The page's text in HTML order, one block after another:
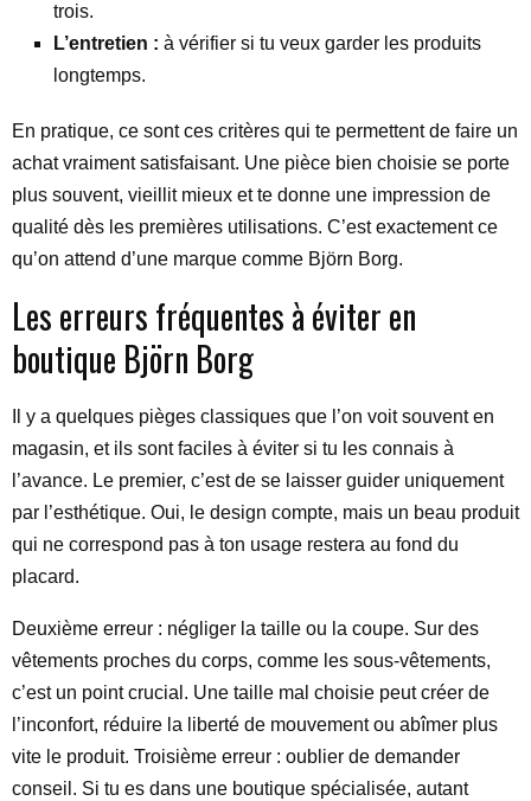
trois.
L’entretien : à vérifier si tu veux garder les produits
longtemps.
En pratique, ce sont ces critères qui te permettent de faire un
achat vraiment satisfaisant. Une pièce bien choisie se porte
plus souvent, vieillit mieux et te donne une impression de
qualité dès les premières utilisations. C’est exactement ce
qu’on attend d’une marque comme Björn Borg.
Les erreurs fréquentes à éviter en
boutique Björn Borg
Il y a quelques pièges classiques que l’on voit souvent en
magasin, et ils sont faciles à éviter si tu les connais à
l’avance. Le premier, c’est de se laisser guider uniquement
par l’esthétique. Oui, le design compte, mais un beau produit
qui ne correspond pas à ton usage restera au fond du
placard.
Deuxième erreur : négliger la taille ou la coupe. Sur des
vêtements proches du corps, comme les sous-vêtements,
c’est un point crucial. Une taille mal choisie peut créer de
l’inconfort, réduire la liberté de mouvement ou abîmer plus
vite le produit. Troisième erreur : oublier de demander
conseil. Si tu es dans une boutique spécialisée, autant